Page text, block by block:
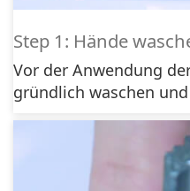
Step 1: Hände
Vor der Anwendung
gründlich waschen